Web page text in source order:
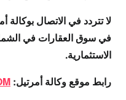
لا تتردد في الاتصال بوكالة
في سوق العقارات في
الاستثمارية.
رابط موقع وكالة أمرتيل: